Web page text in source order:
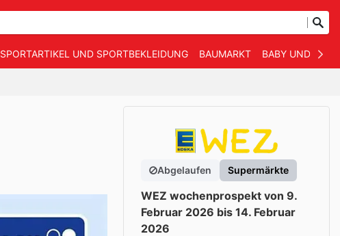
SPORTARTIKEL UND SPORTBEKLEIDUNG BAUMARKT BABY UND KIND
Abgelaufen Supermärkte
WEZ wochenprospekt von 9.
Februar 2026 bis 14. Februar
2026